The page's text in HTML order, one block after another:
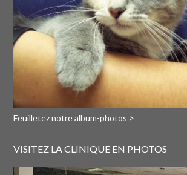
Feuilletez notre album-photos >
VISITEZ LA CLINIQUE EN PHOTOS